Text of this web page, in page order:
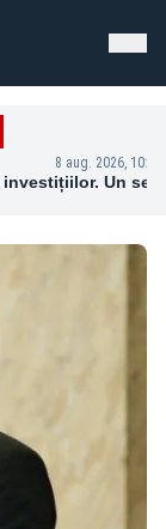
8 aug. 2026, 10:38
Un